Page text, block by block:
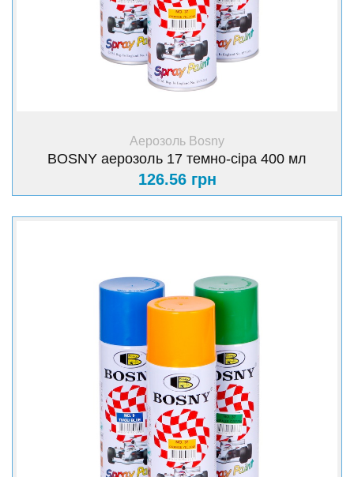
+ Купити
Аерозоль Bosny
BOSNY аерозоль 17 темно-сіра 400 мл
126.56 грн